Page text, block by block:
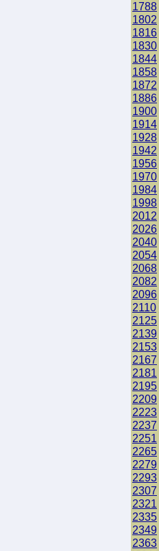
1788
1802
1816
1830
1844
1858
1872
1886
1900
1914
1928
1942
1956
1970
1984
1998
2012
2026
2040
2054
2068
2082
2096
2110
2125
2139
2153
2167
2181
2195
2209
2223
2237
2251
2265
2279
2293
2307
2321
2335
2349
2363